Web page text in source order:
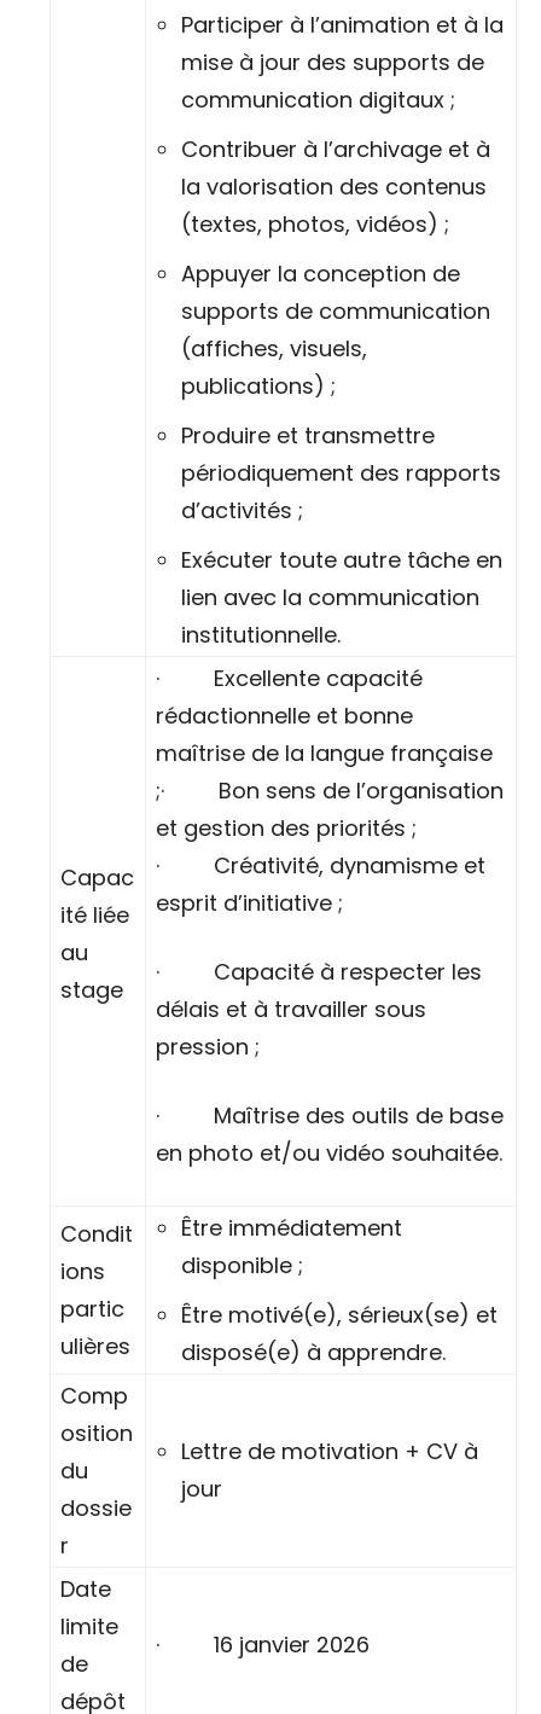
Participer à l’animation et à la
mise à jour des supports de
communication digitaux ;
Contribuer à l’archivage et à
la valorisation des contenus
(textes, photos, vidéos) ;
Appuyer la conception de
supports de communication
(affiches, visuels,
publications) ;
Produire et transmettre
périodiquement des rapports
d’activités ;
Exécuter toute autre tâche en
lien avec la communication
institutionnelle.
Capac
ité liée
au
stage
· Excellente capacité
rédactionnelle et bonne
maîtrise de la langue française
;· Bon sens de l’organisation
et gestion des priorités ;
· Créativité, dynamisme et
esprit d’initiative ;
· Capacité à respecter les
délais et à travailler sous
pression ;
· Maîtrise des outils de base
en photo et/ou vidéo souhaitée.
Condit
ions
partic
ulières
Être immédiatement
disponible ;
Être motivé(e), sérieux(se) et
disposé(e) à apprendre.
Comp
osition
du
dossie
r
Lettre de motivation + CV à
jour
Date
limite
de
dépôt
· 16 janvier 2026